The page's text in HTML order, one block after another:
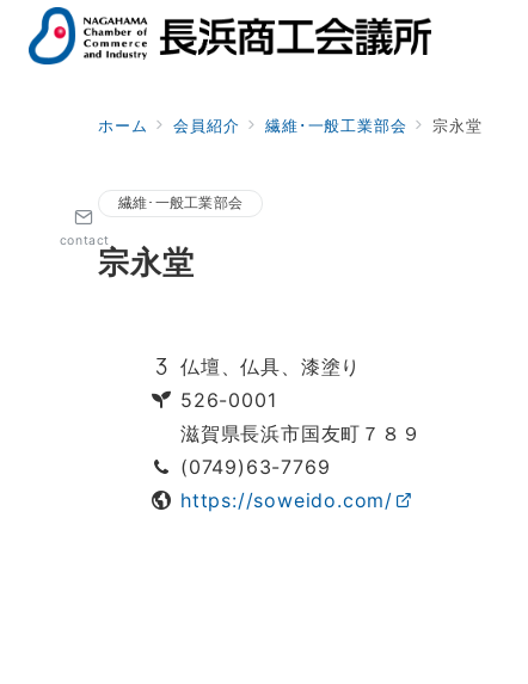
contact
ホーム 会員紹介 繊維･一般工業部会 宗永堂
繊維･一般工業部会
宗永堂
仏壇、仏具、漆塗り
526-0001
滋賀県長浜市国友町７８９
(0749)63-7769
https://soweido.com/